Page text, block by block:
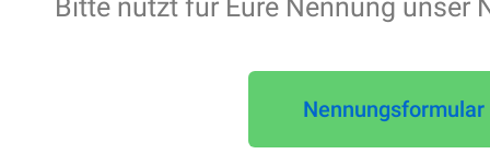
Bitte nutzt für Eure Nennung unser
Nennungsformular